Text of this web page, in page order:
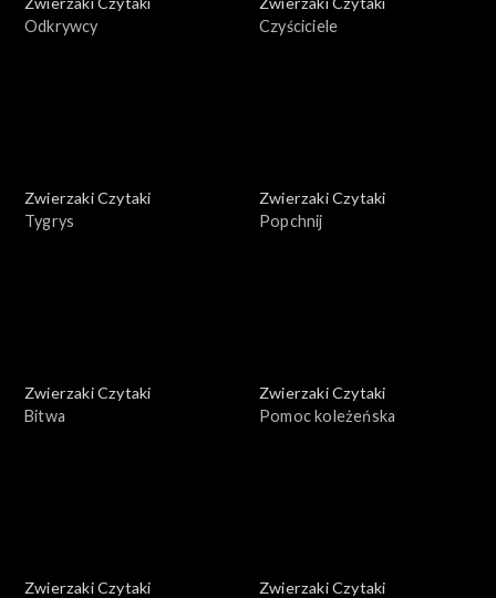
Odkrywcy
Czyściciele
Zwierzaki Czytaki
Tygrys
Zwierzaki Czytaki
Popchnij
Zwierzaki Czytaki
Bitwa
Zwierzaki Czytaki
Pomoc koleżeńska
Zwierzaki Czytaki
Zwierzaki Czytaki